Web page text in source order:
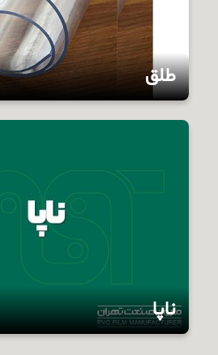
طلق
ناپا